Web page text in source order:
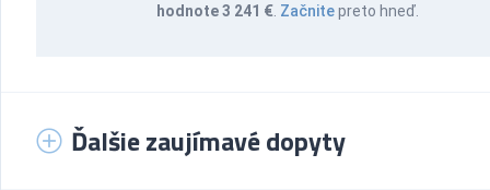
hodnote 3 241 € Začnitepreto hneď.
Ďalšie zaujímavé dopyty